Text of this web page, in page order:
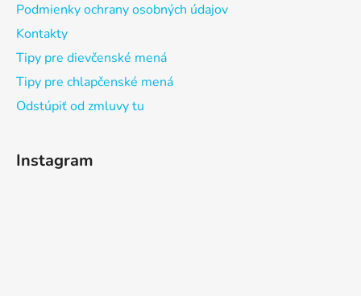
Podmienky ochrany osobných údajov
Kontakty
Tipy pre dievčenské mená
Tipy pre chlapčenské mená
Odstúpiť od zmluvy tu
Instagram